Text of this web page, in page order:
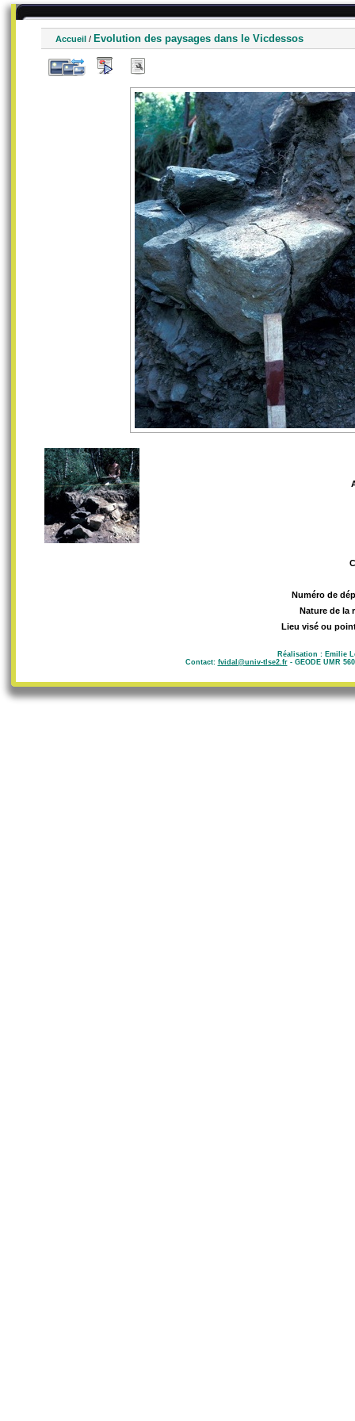
Accueil / Evolution des paysages dans le Vicdessos
Numéro de
Nature de la
Lieu visé ou
Réalisation : Emilie
Contact: fvidal@univ-tlse2.fr- GEODE UMR